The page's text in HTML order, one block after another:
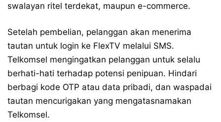
swalayan ritel terdekat, maupun e-commerce.
Setelah pembelian, pelanggan akan menerima
tautan untuk login ke FlexTV melalui SMS.
Telkomsel mengingatkan pelanggan untuk selalu
berhati-hati terhadap potensi penipuan. Hindari
berbagi kode OTP atau data pribadi, dan waspadai
tautan mencurigakan yang mengatasnamakan
Telkomsel.